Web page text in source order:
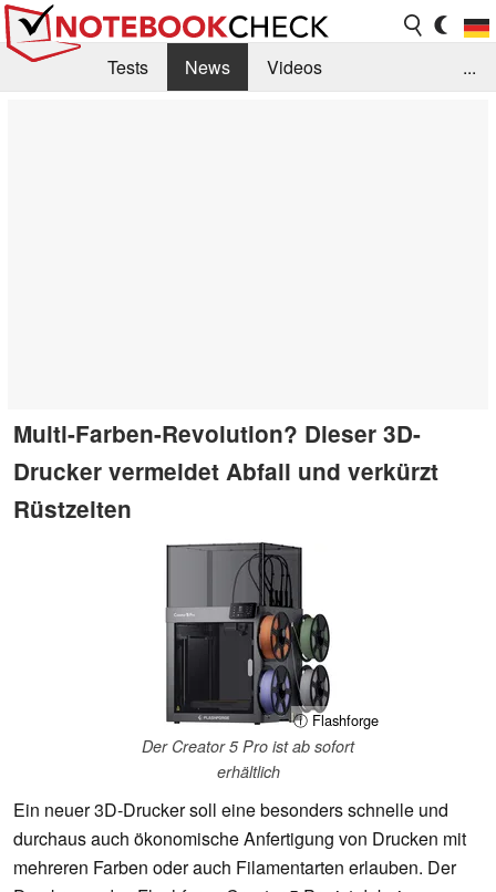
Tests News
Videos
...
Multi-Farben-Revolution? Dieser 3D-
Drucker vermeidet Abfall und verkürzt
Rüstzeiten
ⓘ Flashforge
Der Creator 5 Pro ist ab sofort
erhältlich
Ein neuer 3D-Drucker soll eine besonders schnelle und
durchaus auch ökonomische Anfertigung von Drucken mit
mehreren Farben oder auch Filamentarten erlauben. Der